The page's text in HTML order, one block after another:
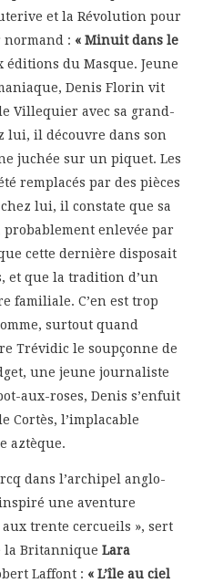
et la Révolution pour
: « Minuit dans le
éditions du Masque. Jeune
Denis Florin vit
Villequier avec sa grand-
lui, il découvre dans son
juchée sur un piquet. Les
remplacés par des pièces
lui, il constate que sa
enlevée par
cette dernière disposait
et que la tradition d’un
familiale. C’en est trop
surtout quand
Trévidic le soupçonne de
une jeune journaliste
aux-roses, Denis s’enfuit
Cortès, l’implacable
aztèque.
dans l’archipel anglo-
une aventure
aux trente cercueils », sert
la Britannique Lara
Laffont : « L’île au ciel